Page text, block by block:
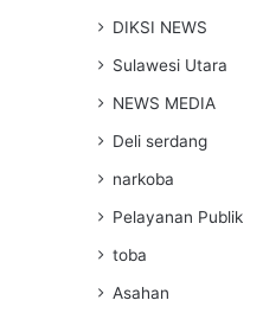
DIKSI NEWS
Sulawesi Utara
NEWS MEDIA
Deli serdang
narkoba
Pelayanan Publik
toba
Asahan